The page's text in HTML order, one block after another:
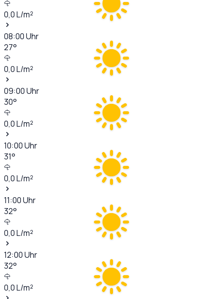
0,0L/m²
08:00Uhr
27°
0,0L/m²
09:00Uhr
30°
0,0L/m²
10:00Uhr
31°
0,0L/m²
11:00Uhr
32°
0,0L/m²
12:00Uhr
32°
0,0L/m²